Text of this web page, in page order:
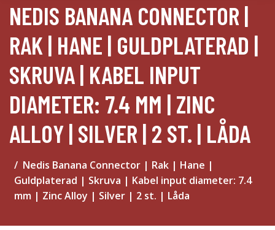
NEDIS BANANA CONNECTOR |
RAK | HANE | GULDPLATERAD |
SKRUVA | KABEL INPUT
DIAMETER: 7.4 MM | ZINC
ALLOY | SILVER | 2 ST. | LÅDA
Nedis Banana Connector | Rak | Hane |
Guldplaterad | Skruva | Kabel input diameter: 7.4
mm | Zinc Alloy | Silver | 2 st. | Låda